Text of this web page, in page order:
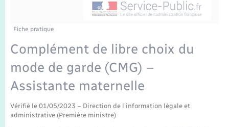
Etat-civil - Papiers - Citoyenneté
Mariage – PACS
Parrainage civil
Recensement
Logement - Urbanisme
Loisirs
Nouvel habitant
Transports scolaires
Travaux - Autorisation d’occupation de l’espace
Compétences
Plan interactif
Présentation de la commune
Publications
Fiche pratique
Complément de libre choix du
mode de garde (CMG) –
Assistante maternelle
Vérifié le 01/05/2023 – Direction de l'information légale et
administrative (Première ministre)